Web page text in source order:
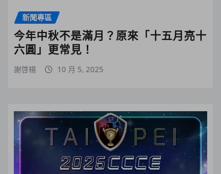
新聞專區
今年中秋不是滿月？原來「十五月亮十
六圓」更常見！
謝啓楊 10 月 5, 2025